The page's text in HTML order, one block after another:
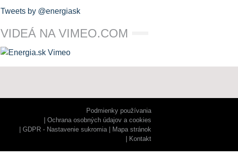
Tweets by @energiask
VIDEÁ NA VIMEO.COM
Podmienky používania
Ochrana osobných údajov a cookies
GDPR - Nastavenie sukromia
Mapa stránok
Kontakt